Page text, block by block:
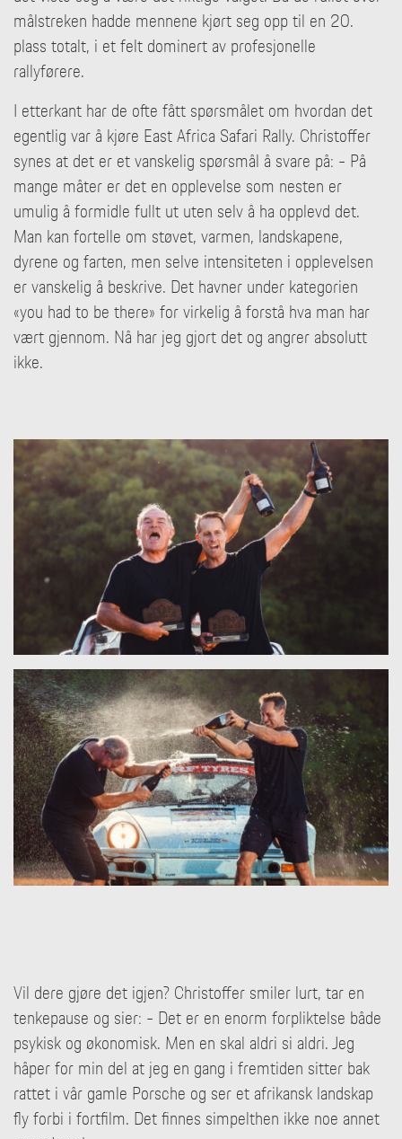
målstreken hadde mennene kjørt seg opp til en 20.
plass totalt, i et felt dominert av profesjonelle
rallyførere.
I etterkant har de ofte fått spørsmålet om hvordan det
egentlig var å kjøre East Africa Safari Rally. Christoffer
synes at det er et vanskelig spørsmål å svare på: - På
mange måter er det en opplevelse som nesten er
umulig å formidle fullt ut uten selv å ha opplevd det.
Man kan fortelle om støvet, varmen, landskapene,
dyrene og farten, men selve intensiteten i opplevelsen
er vanskelig å beskrive. Det havner under kategorien
«you had to be there» for virkelig å forstå hva man har
vært gjennom. Nå har jeg gjort det og angrer absolutt
ikke.
Vil dere gjøre det igjen? Christoffer smiler lurt, tar en
tenkepause og sier: - Det er en enorm forpliktelse både
psykisk og økonomisk. Men en skal aldri si aldri. Jeg
håper for min del at jeg en gang i fremtiden sitter bak
rattet i vår gamle Porsche og ser et afrikansk landskap
fly forbi i fortfilm. Det finnes simpelthen ikke noe annet